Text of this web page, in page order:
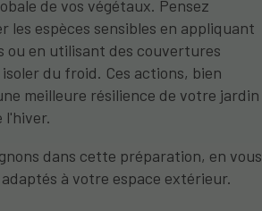
de vos végétaux. Pensez
les espèces sensibles en appliquant
ou en utilisant des couvertures
du froid. Ces actions, bien
meilleure résilience de votre jardin
l'hiver.
dans cette préparation, en vous
à votre espace extérieur.